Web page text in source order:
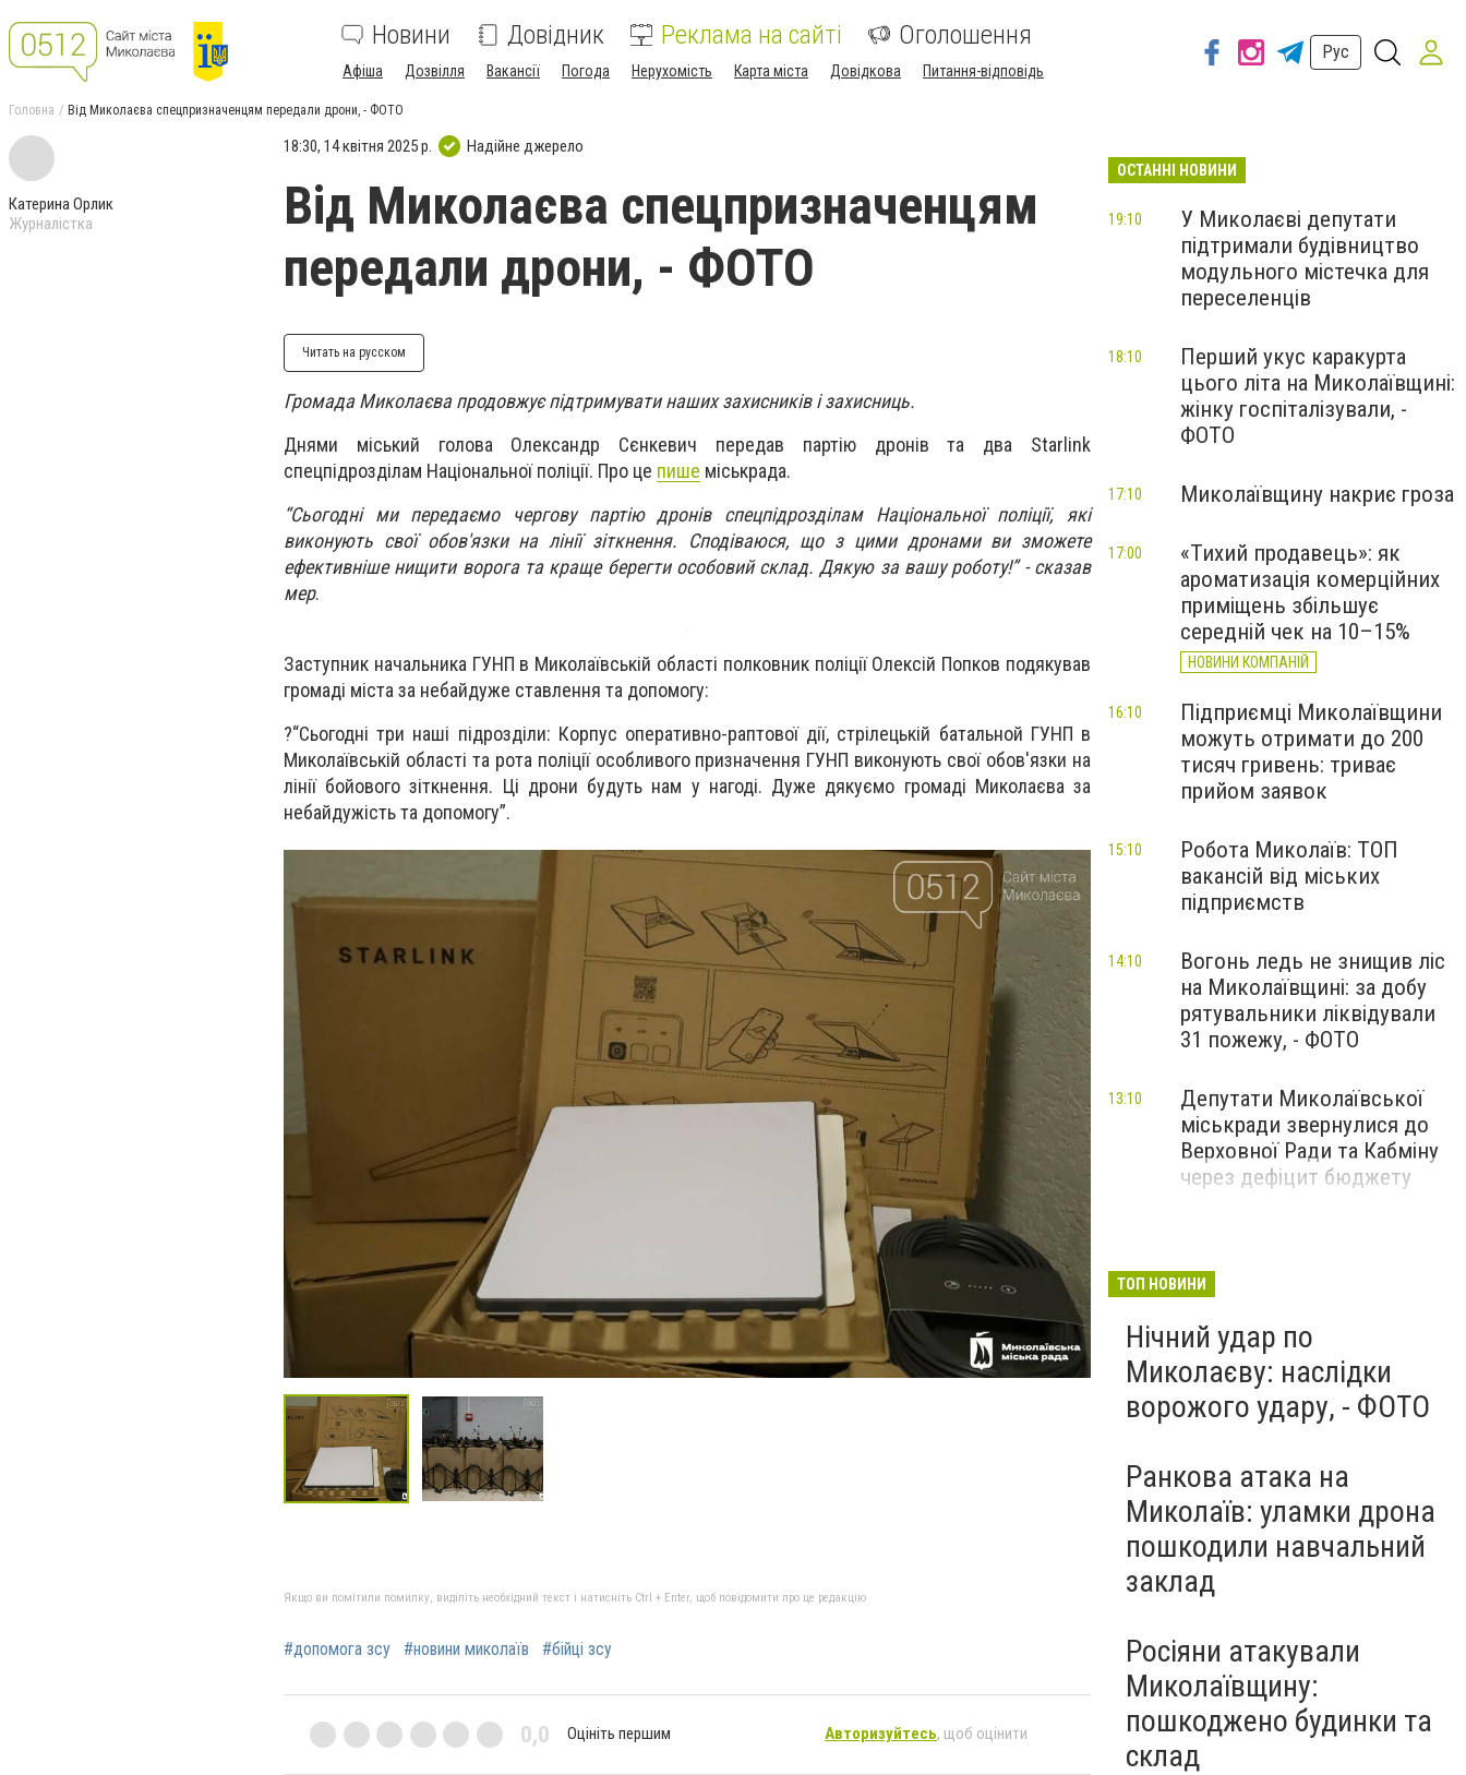
Новини Довідник Реклама на сайті Оголошення
Афіша Дозвілля Вакансії Погода Нерухомість Карта міста Довідкова Питання-відповідь
Рус
Головна Від Миколаєва спецпризначенцям передали дрони, - ФОТО
Катерина Орлик
Журналістка
18:30, 14 квітня 2025 р. Надійне джерело
Від Миколаєва спецпризначенцям
передали дрони, - ФОТО
Читать на русском
Громада Миколаєва продовжує підтримувати наших захисників і захисниць.
Днями міський голова Олександр Сєнкевич передав партію дронів та два Starlink
спецпідрозділам Національної поліції. Про це пише міськрада.
“Сьогодні ми передаємо чергову партію дронів спецпідрозділам Національної поліції, які
виконують свої обов'язки на лінії зіткнення. Сподіваюся, що з цими дронами ви зможете
ефективніше нищити ворога та краще берегти особовий склад. Дякую за вашу роботу!” - сказав
мер.
Заступник начальника ГУНП в Миколаївській області полковник поліції Олексій Попков подякував
громаді міста за небайдуже ставлення та допомогу:
?“Сьогодні три наші підрозділи: Корпус оперативно-раптової дії, стрілецькій батальной ГУНП в
Миколаївській області та рота поліції особливого призначення ГУНП виконують свої обов'язки на
лінії бойового зіткнення. Ці дрони будуть нам у нагоді. Дуже дякуємо громаді Миколаєва за
небайдужість та допомогу”.
Якщо ви помітили помилку, виділіть необхідний текст і натисніть Ctrl + Enter, щоб повідомити про це редакцію
#допомога зсу #новини миколаїв #бійці зсу
0,0 Оцініть першим Авторизуйтесь, щоб оцінити
ОСТАННІ НОВИНИ
У Миколаєві депутати
підтримали будівництво
модульного містечка для
переселенців
19:10
Перший укус каракурта
цього літа на Миколаївщині:
жінку госпіталізували, -
ФОТО
18:10
Миколаївщину накриє гроза
17:10
«Тихий продавець»: як
ароматизація комерційних
приміщень збільшує
середній чек на 10–15%
НОВИНИ КОМПАНІЙ
17:00
Підприємці Миколаївщини
можуть отримати до 200
тисяч гривень: триває
прийом заявок
16:10
Робота Миколаїв: ТОП
вакансій від міських
підприємств
15:10
Вогонь ледь не знищив ліс
на Миколаївщині: за добу
рятувальники ліквідували
31 пожежу, - ФОТО
14:10
Депутати Миколаївської
міськради звернулися до
Верховної Ради та Кабміну
через дефіцит бюджету
13:10
ТОП НОВИНИ
Нічний удар по
Миколаєву: наслідки
ворожого удару, - ФОТО
Ранкова атака на
Миколаїв: уламки дрона
пошкодили навчальний
заклад
Росіяни атакували
Миколаївщину:
пошкоджено будинки та
склад